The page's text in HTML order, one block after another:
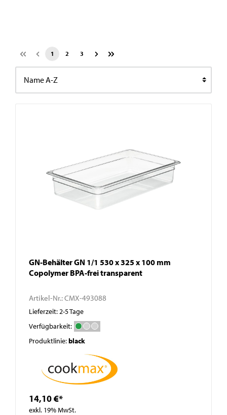
1 2 3
GN-Behälter GN 1/1 530 x 325 x 100 mm
Copolymer BPA-frei transparent
Artikel-Nr.:CMX-493088
Lieferzeit: 2-5 Tage
Verfügbarkeit:
Produktlinie:black
14,10 €*
exkl. 19% MwSt.